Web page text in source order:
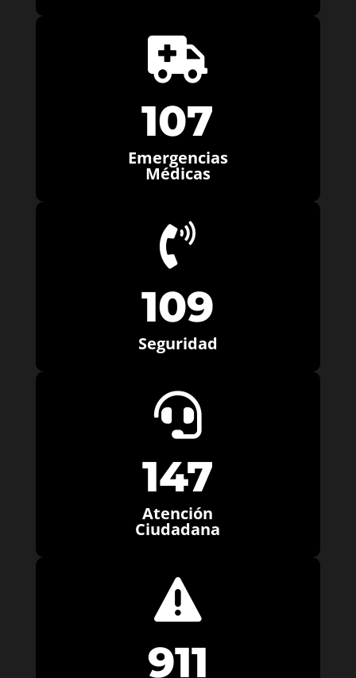

107
Emergencias
Médicas

109
Seguridad

147
Atención
Ciudadana

911